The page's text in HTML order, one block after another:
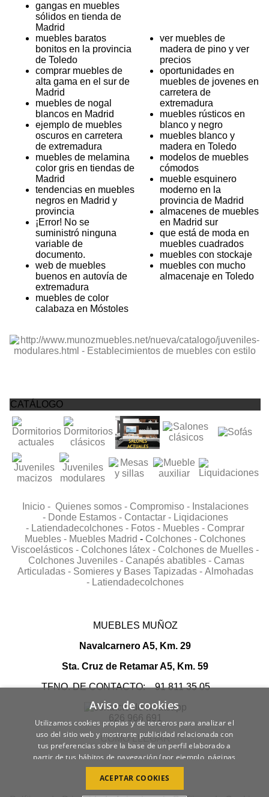
gangas en muebles
sólidos en tienda de
Madrid
muebles baratos
bonitos en la provincia
de Toledo
comprar muebles de
alta gama en el sur de
Madrid
muebles de nogal
blancos en Madrid
ejemplo de muebles
oscuros en carretera
de extremadura
muebles de melamina
color gris en tiendas de
Madrid
tendencias en muebles
negros en Madrid y
provincia
¡Error! No se
suministró ninguna
variable de
documento.
web de muebles
buenos en autovía de
extremadura
muebles de color
calabaza en Móstoles
ver muebles de
madera de pino y ver
precios
oportunidades en
muebles de jovenes en
carretera de
extremadura
muebles rústicos en
blanco y negro
muebles blanco y
madera en Toledo
modelos de muebles
cómodos
mueble esquinero
moderno en la
provincia de Madrid
almacenes de muebles
en Madrid sur
que está de moda en
muebles cuadrados
muebles con stockaje
muebles con mucho
almacenaje en Toledo
CATÁLOGO
Inicio - Quienes somos - Compromiso - Instalaciones
- Donde Estamos - Contactar - Liqidaciones
- Latiendadecolchones - Fotos - Muebles - Comprar
Muebles - Muebles Madrid - Colchones - Colchones
Viscoelásticos - Colchones látex - Colchones de Muelles -
Colchones Juveniles - Canapés abatibles - Camas
Articuladas - Somieres y Bases Tapizadas - Almohadas
- Latiendadecolchones
MUEBLES MUÑOZ
Navalcarnero A5, Km. 29
Sta. Cruz de Retamar A5, Km. 59
TFNO. DE CONTACTO: 91 811 35 05
626 966 691
COMO LLEGAR
Aviso de cookies
Utilizamos cookies propias y de terceros para analizar el
uso del sitio web y mostrarte publicidad relacionada con
tus preferencias sobre la base de un perfil elaborado a
partir de tus hábitos de navegación (por ejemplo, páginas
visitadas).POLÍTICA DE COOKIES
ACEPTAR COOKIES